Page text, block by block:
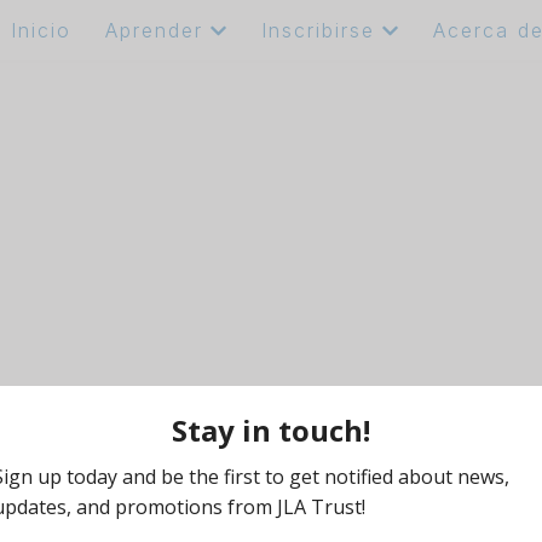
Inicio Aprender Inscribirse Acerca de